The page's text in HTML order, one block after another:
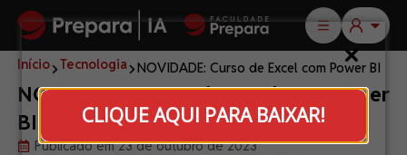
CLIQUE AQUI PARA BAIXAR!
Início Tecnologia NOVIDADE: Curso de Excel com Power BI
NOVIDADE: Curso de Excel com Power
BI
Publicado em 23 de outubro de 2023